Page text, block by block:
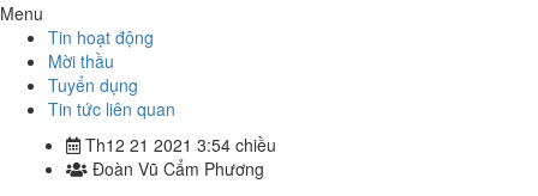
Menu
Tin hoạt động
Mời thầu
Tuyển dụng
Tin tức liên quan
Th12 21 2021 3:54 chiều
Đoàn Vũ Cẩm Phương